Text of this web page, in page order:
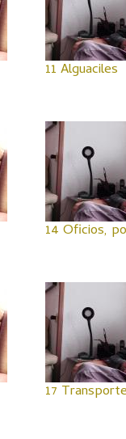
11 Alguaciles
14 Oficios,
17